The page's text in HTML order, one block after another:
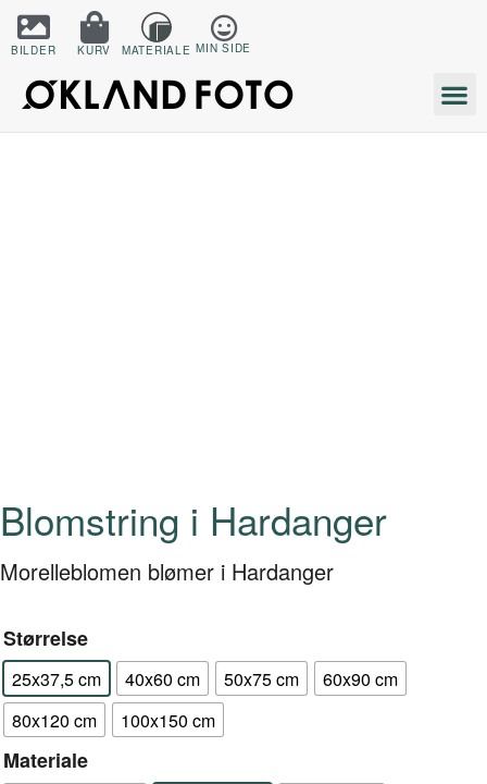
BILDER KURV MATERIALE MIN SIDE
Blomstring i Hardanger
Morelleblomen blømer i Hardanger
Størrelse
25x37,5 cm 40x60 cm 50x75 cm
60x90 cm
80x120 cm
100x150 cm
Materiale